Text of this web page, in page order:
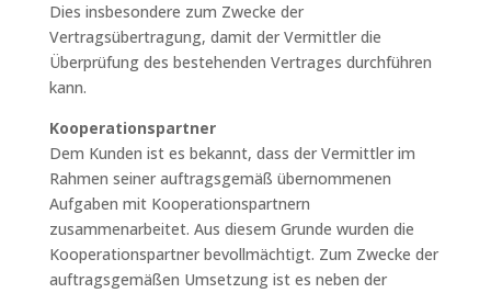
Dies insbesondere zum Zwecke der
Vertragsübertragung, damit der Vermittler die
Überprüfung des bestehenden Vertrages durchführen
kann.
Kooperationspartner
Dem Kunden ist es bekannt, dass der Vermittler im
Rahmen seiner auftragsgemäß übernommenen
Aufgaben mit Kooperationspartnern
zusammenarbeitet. Aus diesem Grunde wurden die
Kooperationspartner bevollmächtigt. Zum Zwecke der
auftragsgemäßen Umsetzung ist es neben der